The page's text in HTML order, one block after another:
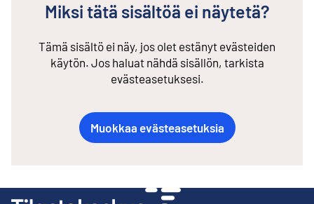
Miksi tätä sisältöä ei näytetä?
Tämä sisältö ei näy, jos olet estänyt evästeiden
käytön. Jos haluat nähdä sisällön, tarkista
evästeasetuksesi.
Muokkaa evästeasetuksia